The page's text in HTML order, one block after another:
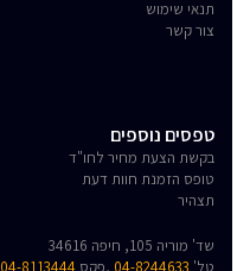
תנאי שימוש
צור קשר
טפסים נוספים
בקשת הצעת מחיר לחו"ד
טופס הזמנת חוות דעת
תצהיר
שד' מוריה 105, חיפה 34616
טל' 04-8244633 ,פקס 04-8113444